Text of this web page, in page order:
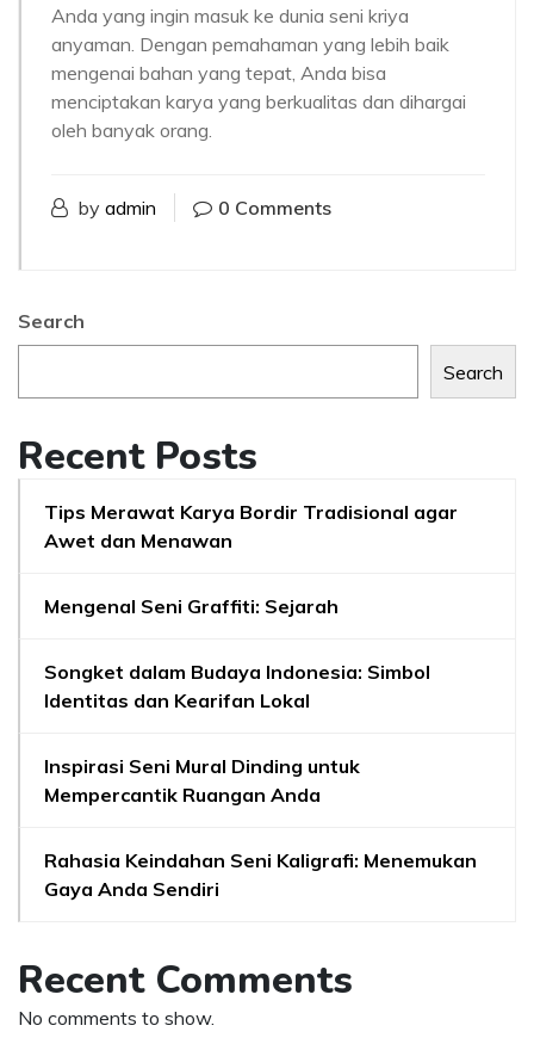
Anda yang ingin masuk ke dunia seni kriya
anyaman. Dengan pemahaman yang lebih baik
mengenai bahan yang tepat, Anda bisa
menciptakan karya yang berkualitas dan dihargai
oleh banyak orang.
by admin 0 Comments
Search
Search
Recent Posts
Tips Merawat Karya Bordir Tradisional agar
Awet dan Menawan
Mengenal Seni Graffiti: Sejarah
Songket dalam Budaya Indonesia: Simbol
Identitas dan Kearifan Lokal
Inspirasi Seni Mural Dinding untuk
Mempercantik Ruangan Anda
Rahasia Keindahan Seni Kaligrafi: Menemukan
Gaya Anda Sendiri
Recent Comments
No comments to show.